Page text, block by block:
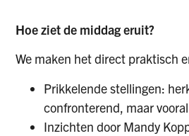
Hoe ziet de middag eruit?
We maken het direct praktisch
Prikkelende stellingen:
confronterend, maar
Inzichten door Mandy